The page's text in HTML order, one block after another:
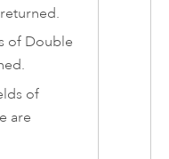
of Double
of
are